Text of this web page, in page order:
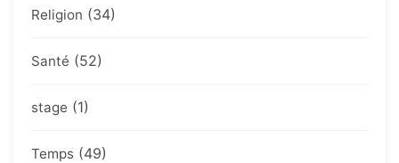
Religion (34)
Santé (52)
stage (1)
Temps (49)